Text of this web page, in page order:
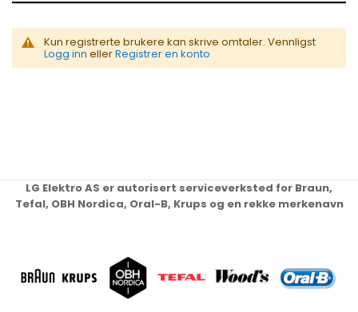
Kun registrerte brukere kan skrive omtaler. Vennligst
Logg inn ellerRegistrer en konto
LG Elektro AS er autorisert serviceverksted for Braun,
Tefal, OBH Nordica, Oral-B, Krups og en rekke merkenavn